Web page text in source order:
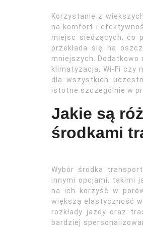
Korzystanie z
na komfort i
miejsc siedzących, co
przekłada się na
mniejszych.
klimatyzacja, Wi-Fi czy
dla wszystkich
istotne szczególnie w
Jakie są
środkami
Wybór środka
innymi opcjami, takimi
na ich korzyść w
większą elastyczność
rozkłady jazdy oraz
bardziej